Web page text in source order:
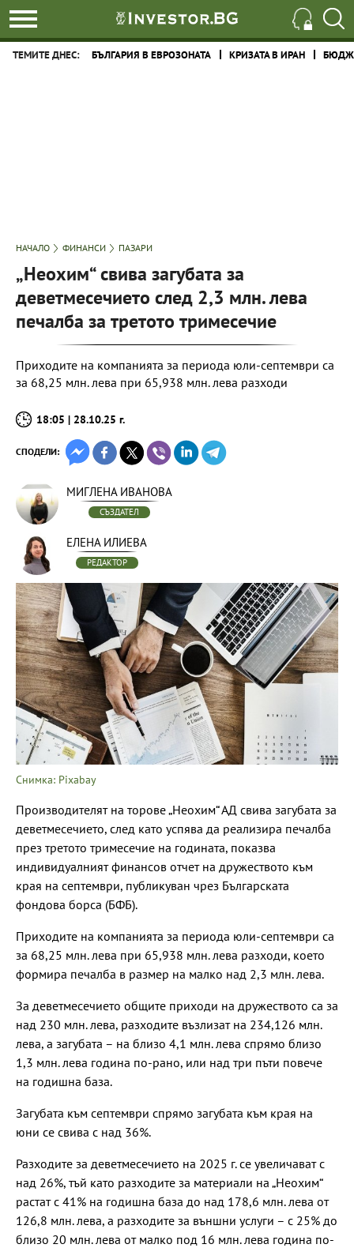
ТЕМИТЕ ДНЕС: БЪЛГАРИЯ В ЕВРОЗОНАТА КРИЗАТА В ИРАН
НАЧАЛО ФИНАНСИ ПАЗАРИ
„Неохим“ свива загубата за
деветмесечието след 2,3 млн. лева
печалба за третото тримесечие
Приходите на компанията за периода юли-септември са
за 68,25 млн. лева при 65,938 млн. лева разходи
18:05 | 28.10.25 г.
СПОДЕЛИ:
МИГЛЕНА ИВАНОВА
СЪЗДАТЕЛ
ЕЛЕНА ИЛИЕВА
РЕДАКТОР
Снимка: Pixabay
Производителят на торове „Неохим“ АД свива загубата за
деветмесечието, след като успява да реализира печалба
през третото тримесечие на годината, показва
индивидуалният финансов отчет на дружеството към
края на септември, публикуван чрез Българската
фондова борса (БФБ).
Приходите на компанията за периода юли-септември са
за 68,25 млн. лева при 65,938 млн. лева разходи, което
формира печалба в размер на малко над 2,3 млн. лева.
За деветмесечието общите приходи на дружеството са за
над 230 млн. лева, разходите възлизат на 234,126 млн.
лева, а загубата – на близо 4,1 млн. лева спрямо близо
1,3 млн. лева година по-рано, или над три пъти повече
на годишна база.
Загубата към септември спрямо загубата към края на
юни се свива с над 36%.
Разходите за деветмесечието на 2025 г. се увеличават с
над 26%, тъй като разходите за материали на „Неохим“
растат с 41% на годишна база до над 178,6 млн. лева от
126,8 млн. лева, а разходите за външни услуги – с 25% до
близо 20 млн. лева от малко под 16 млн. лева година по-